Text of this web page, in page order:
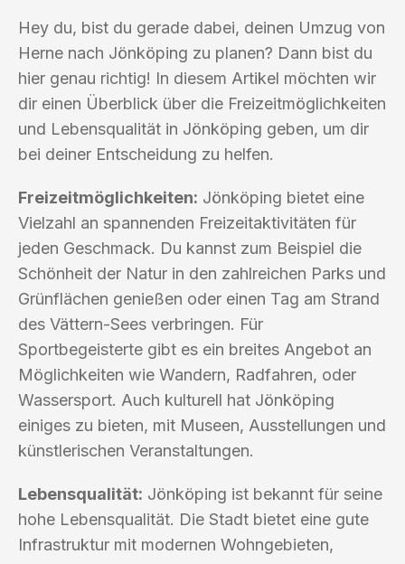
Hey du, bist du gerade dabei, deinen Umzug von
Herne nach Jönköping zu planen? Dann bist du
hier genau richtig! In diesem Artikel möchten wir
dir einen Überblick über die Freizeitmöglichkeiten
und Lebensqualität in Jönköping geben, um dir
bei deiner Entscheidung zu helfen.
Freizeitmöglichkeiten: Jönköping bietet eine
Vielzahl an spannenden Freizeitaktivitäten für
jeden Geschmack. Du kannst zum Beispiel die
Schönheit der Natur in den zahlreichen Parks und
Grünflächen genießen oder einen Tag am Strand
des Vättern-Sees verbringen. Für
Sportbegeisterte gibt es ein breites Angebot an
Möglichkeiten wie Wandern, Radfahren, oder
Wassersport. Auch kulturell hat Jönköping
einiges zu bieten, mit Museen, Ausstellungen und
künstlerischen Veranstaltungen.
Lebensqualität: Jönköping ist bekannt für seine
hohe Lebensqualität. Die Stadt bietet eine gute
Infrastruktur mit modernen Wohngebieten,